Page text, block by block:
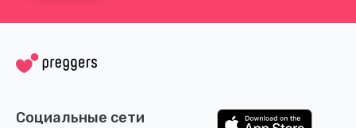
Социальные сети